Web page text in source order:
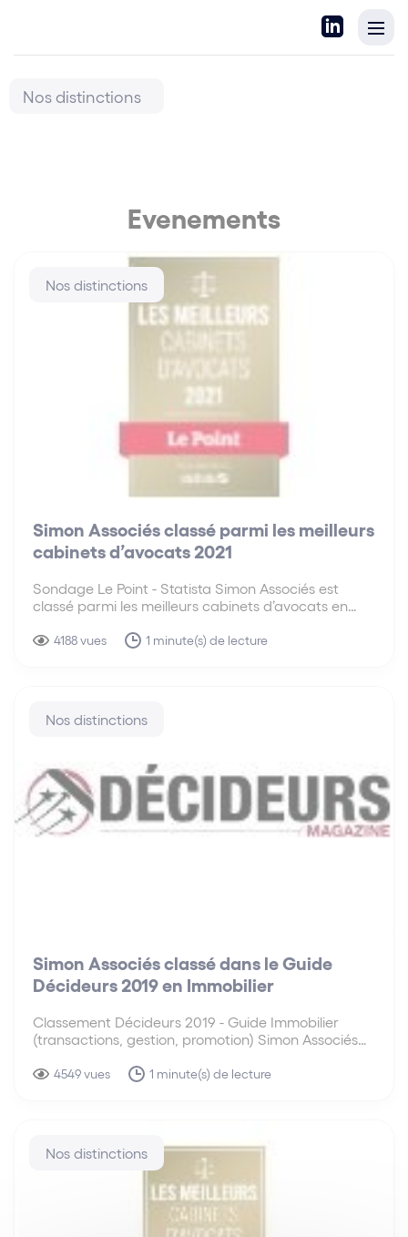
Nos distinctions
Evenements
Nos distinctions
Simon Associés classé parmi les meilleurs
cabinets d’avocats 2021
Sondage Le Point - Statista Simon Associés est
classé parmi les meilleurs cabinets d’avocats en
Statista. Suite au vote de plus de 5 000 avocats,
4188 vues 1 minute(s) de lecture
Nos distinctions
Simon Associés classé dans le Guide
Décideurs 2019 en Immobilier
Classement Décideurs 2019 - Guide Immobilier
(transactions, gestion, promotion) Simon Associés
cabinets d’avocats en droit des baux commerciaux,
4549 vues 1 minute(s) de lecture
Nos distinctions